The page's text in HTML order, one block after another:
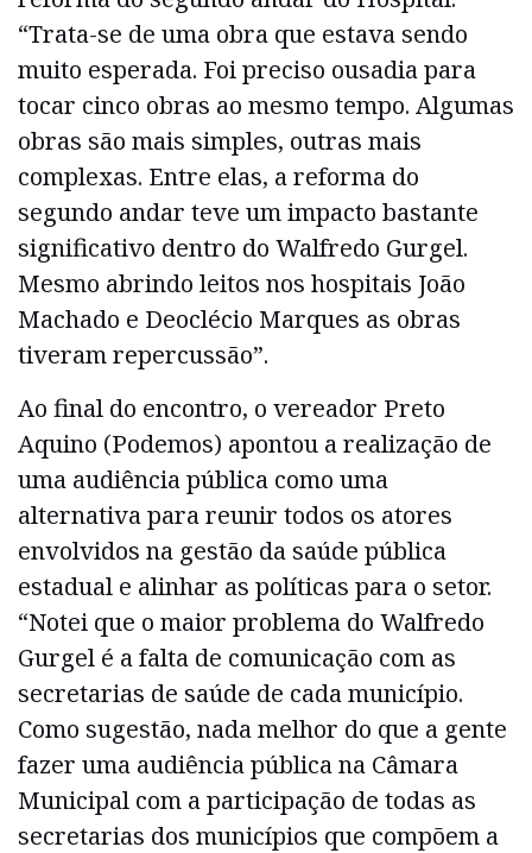
“Trata-se de uma obra que estava sendo
muito esperada. Foi preciso ousadia para
tocar cinco obras ao mesmo tempo. Algumas
obras são mais simples, outras mais
complexas. Entre elas, a reforma do
segundo andar teve um impacto bastante
significativo dentro do Walfredo Gurgel.
Mesmo abrindo leitos nos hospitais João
Machado e Deoclécio Marques as obras
tiveram repercussão”.
Ao final do encontro, o vereador Preto
Aquino (Podemos) apontou a realização de
uma audiência pública como uma
alternativa para reunir todos os atores
envolvidos na gestão da saúde pública
estadual e alinhar as políticas para o setor.
“Notei que o maior problema do Walfredo
Gurgel é a falta de comunicação com as
secretarias de saúde de cada município.
Como sugestão, nada melhor do que a gente
fazer uma audiência pública na Câmara
Municipal com a participação de todas as
secretarias dos municípios que compõem a